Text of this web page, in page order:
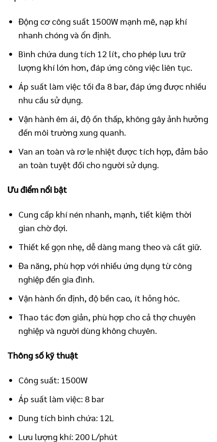
Động cơ công suất 1500W mạnh mẽ, nạp khí
nhanh chóng và ổn định.
Bình chứa dung tích 12 lít, cho phép lưu trữ
lượng khí lớn hơn, đáp ứng công việc liên tục.
Áp suất làm việc tối đa 8 bar, đáp ứng được nhiều
nhu cầu sử dụng.
Vận hành êm ái, độ ồn thấp, không gây ảnh hưởng
đến môi trường xung quanh.
Van an toàn và rơ le nhiệt được tích hợp, đảm bảo
an toàn tuyệt đối cho người sử dụng.
Ưu điểm nổi bật
Cung cấp khí nén nhanh, mạnh, tiết kiệm thời
gian chờ đợi.
Thiết kế gọn nhẹ, dễ dàng mang theo và cất giữ.
Đa năng, phù hợp với nhiều ứng dụng từ công
nghiệp đến gia đình.
Vận hành ổn định, độ bền cao, ít hỏng hóc.
Thao tác đơn giản, phù hợp cho cả thợ chuyên
nghiệp và người dùng không chuyên.
Thông số kỹ thuật
Công suất: 1500W
Áp suất làm việc: 8 bar
Dung tích bình chứa: 12L
Lưu lượng khí: 200 L/phút